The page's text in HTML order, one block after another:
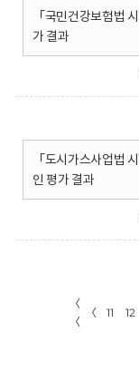
「국민건강보험법
가 결과
「도시가스사업법
인 평가 결과
〈
〈
〈 11 12